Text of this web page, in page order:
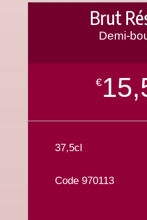
Brut
Demi-
€
37,5cl
Code 970113